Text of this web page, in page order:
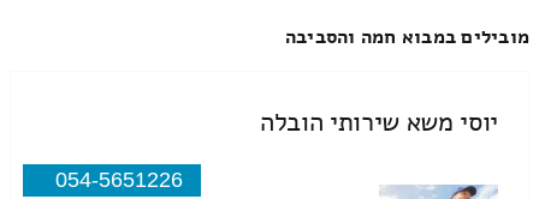
מובילים במבוא חמה והסביבה
יוסי משא שירותי הובלה
054-5651226